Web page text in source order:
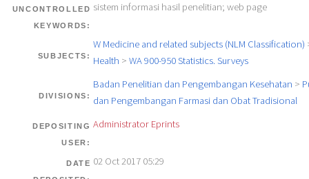
UNCONTROLLED
KEYWORDS:
sistem informasi hasil penelitian; web page
SUBJECTS:
W Medicine and related subjects (NLM Classification)
Health > WA 900-950 Statistics. Surveys
DIVISIONS:
Badan Penelitian dan Pengembangan Kesehatan >
dan Pengembangan Farmasi dan Obat Tradisional
DEPOSITING
USER:
Administrator Eprints
DATE 02 Oct 2017 05:29